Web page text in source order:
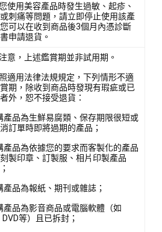
使用美容產品時發生過敏、起疹、
刺痛等問題，請立即停止使用該產
可以在收到商品後3個月內憑診斷
申請退貨。
意，上述鑑賞期並非試用期。
適用法律法規規定，下列情形不適
期，除收到商品時發現有瑕疵或已
外，恕不接受退貨：
產品為生鮮易腐類、保存期限很短或
訂單時即將過期的產品；
產品為依據您的要求而客製化的產品
刻製印章、訂製服、相片印製產品
產品為報紙、期刊或雜誌；
產品為影音商品或電腦軟體（如
DVD等）且已拆封；